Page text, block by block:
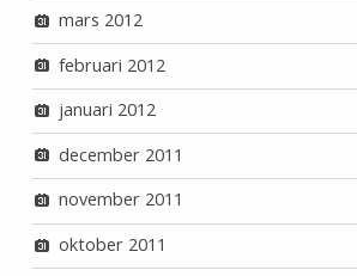
mars 2012
februari 2012
januari 2012
december 2011
november 2011
oktober 2011